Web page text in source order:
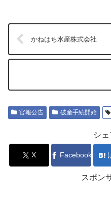
かねはち水産株式会社
官報公告 破産手続開始
シ
X Facebook
スポン